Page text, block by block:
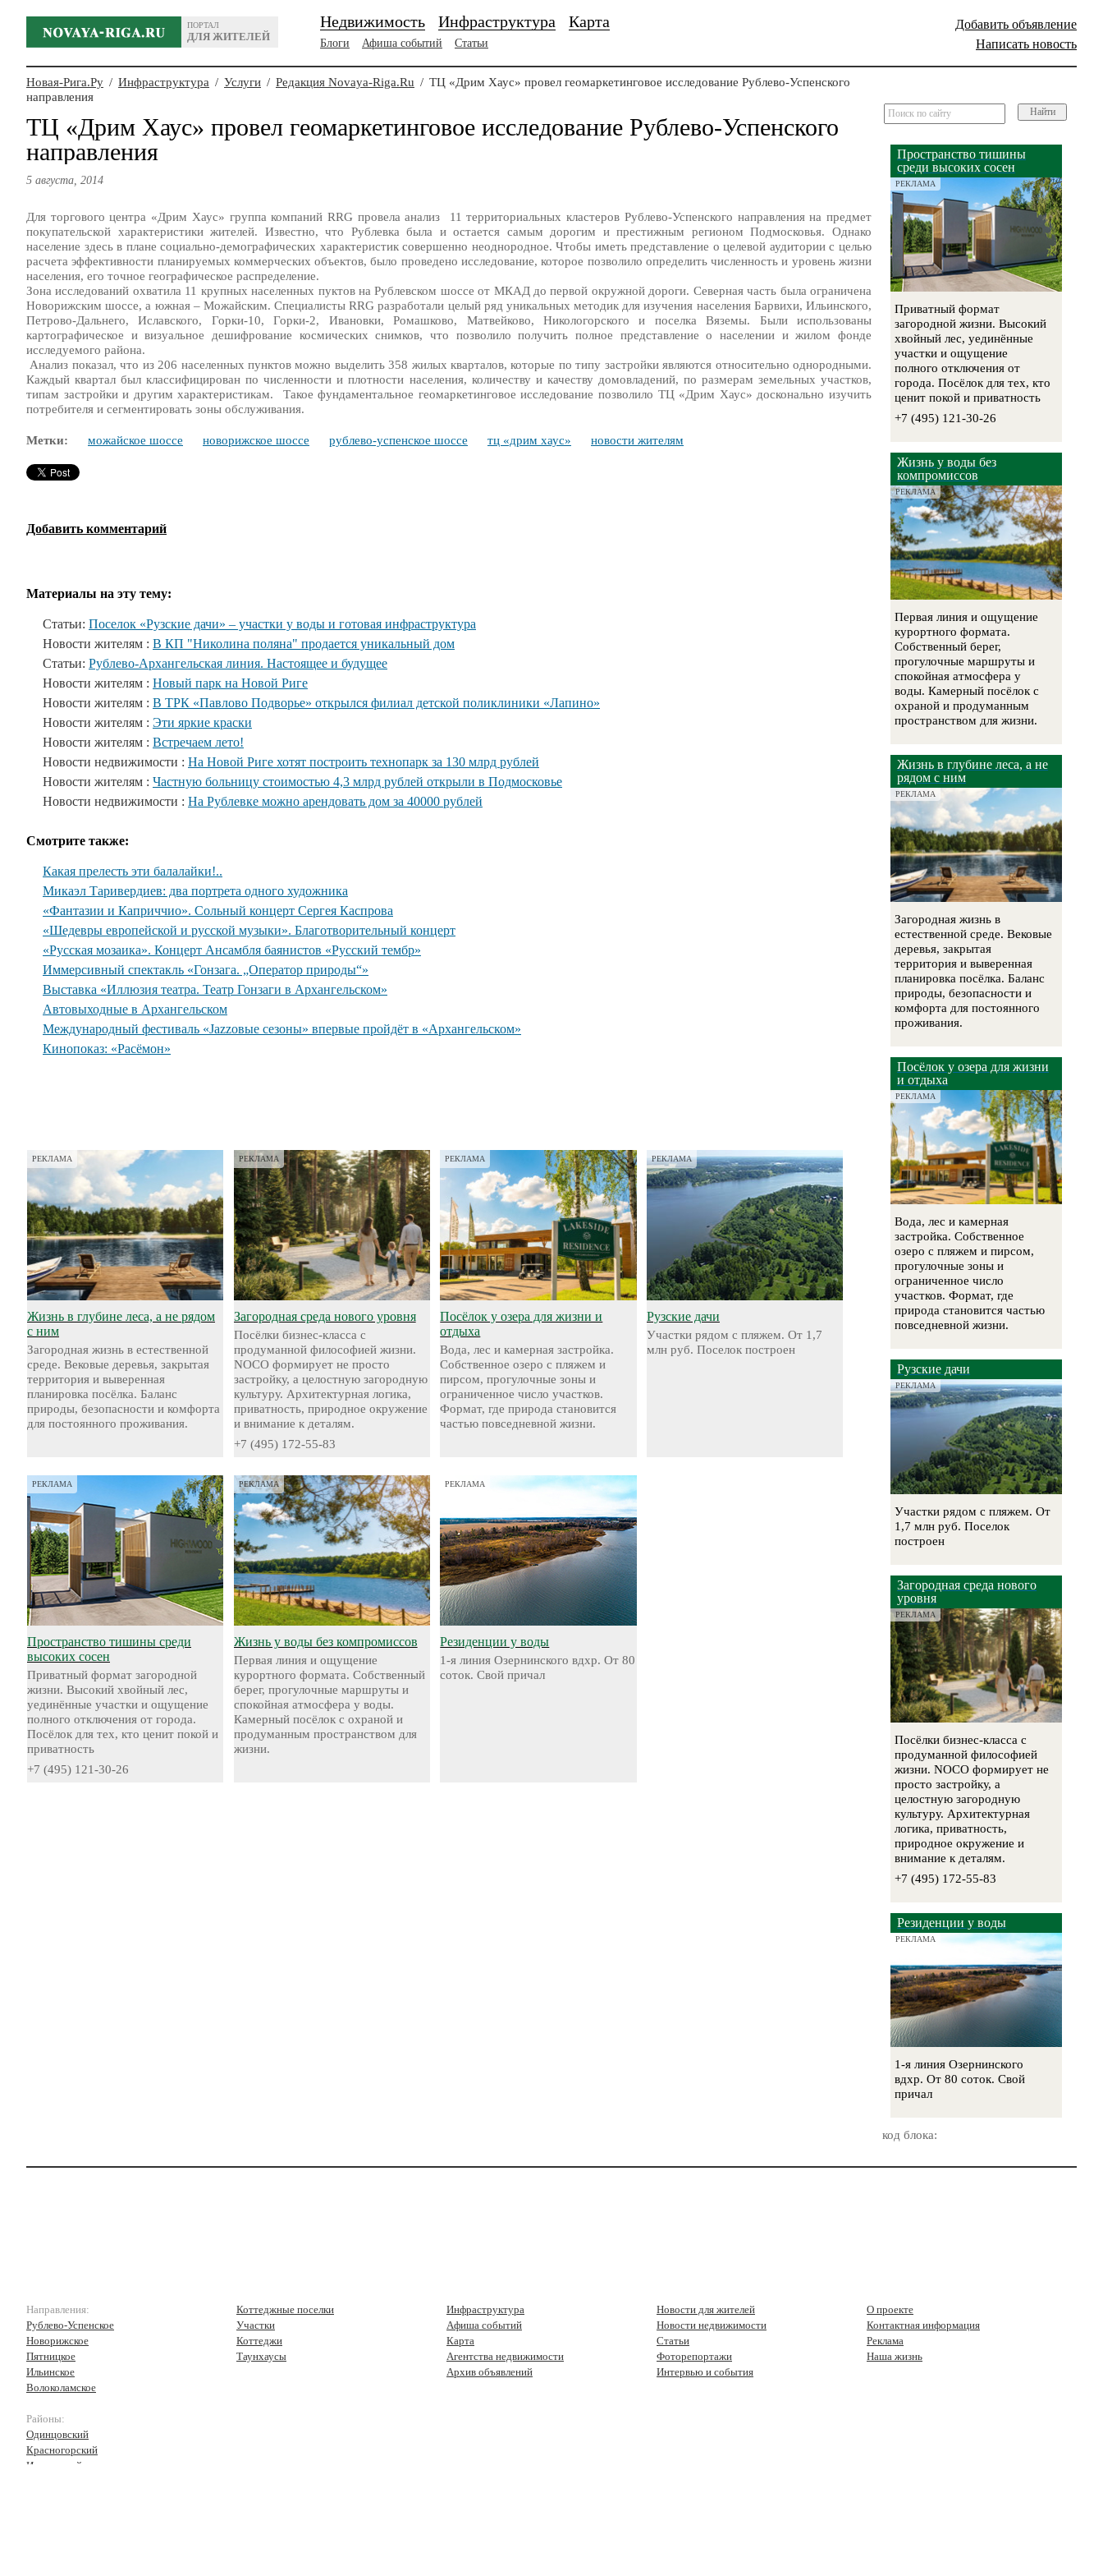
ПОРТАЛ
ДЛЯ ЖИТЕЛЕЙ
Добавить объявление
Написать новость
Недвижимость Инфраструктура Карта
Блоги Афиша событий Статьи
Новая-Рига.Ру / Инфраструктура / Услуги / Редакция Novaya-Riga.Ru / ТЦ «Дрим Хаус» провел геомаркетинговое исследование Рублево-Успенского
направления
ТЦ «Дрим Хаус» провел геомаркетинговое исследование Рублево-Успенского
направления
5 августа, 2014
Для торгового центра «Дрим Хаус» группа компаний RRG провела анализ 11 территориальных кластеров Рублево-Успенского направления на предмет
покупательской характеристики жителей. Известно, что Рублевка была и остается самым дорогим и престижным регионом Подмосковья. Однако
население здесь в плане социально-демографических характеристик совершенно неоднородное. Чтобы иметь представление о целевой аудитории с целью
расчета эффективности планируемых коммерческих объектов, было проведено исследование, которое позволило определить численность и уровень жизни
населения, его точное географическое распределение.
Зона исследований охватила 11 крупных населенных пуктов на Рублевском шоссе от МКАД до первой окружной дороги. Северная часть была ограничена
Новорижским шоссе, а южная – Можайским. Специалисты RRG разработали целый ряд уникальных методик для изучения населения Барвихи, Ильинского,
Петрово-Дальнего, Иславского, Горки-10, Горки-2, Ивановки, Ромашково, Матвейково, Никологорского и поселка Вяземы. Были использованы
картографическое и визуальное дешифрование космических снимков, что позволило получить полное представление о населении и жилом фонде
исследуемого района.
Анализ показал, что из 206 населенных пунктов можно выделить 358 жилых кварталов, которые по типу застройки являются относительно однородными.
Каждый квартал был классифицирован по численности и плотности населения, количеству и качеству домовладений, по размерам земельных участков,
типам застройки и другим характеристикам. Такое фундаментальное геомаркетинговое исследование позволило ТЦ «Дрим Хаус» досконально изучить
потребителя и сегментировать зоны обслуживания.
Метки: можайское шоссе новорижское шоссе рублево-успенское шоссе тц «дрим хаус» новости жителям
Добавить комментарий
Материалы на эту тему:
Статьи: Поселок «Рузские дачи» – участки у воды и готовая инфраструктура
Новости жителям : В КП "Николина поляна" продается уникальный дом
Статьи: Рублево-Архангельская линия. Настоящее и будущее
Новости жителям : Новый парк на Новой Риге
Новости жителям : В ТРК «Павлово Подворье» открылся филиал детской поликлиники «Лапино»
Новости жителям : Эти яркие краски
Новости жителям : Встречаем лето!
Новости недвижимости : На Новой Риге хотят построить технопарк за 130 млрд рублей
Новости жителям : Частную больницу стоимостью 4,3 млрд рублей открыли в Подмосковье
Новости недвижимости : На Рублевке можно арендовать дом за 40000 рублей
Смотрите также:
Какая прелесть эти балалайки!..
Микаэл Таривердиев: два портрета одного художника
«Фантазии и Каприччио». Сольный концерт Сергея Каспрова
«Шедевры европейской и русской музыки». Благотворительный концерт
«Русская мозаика». Концерт Ансамбля баянистов «Русский тембр»
Иммерсивный спектакль «Гонзага. „Оператор природы“»
Выставка «Иллюзия театра. Театр Гонзаги в Архангельском»
Автовыходные в Архангельском
Международный фестиваль «Jazzовые сезоны» впервые пройдёт в «Архангельском»
Кинопоказ: «Расёмон»
РЕКЛАМА
Жизнь в глубине леса, а не рядом
с ним
Загородная жизнь в естественной
среде. Вековые деревья, закрытая
территория и выверенная
планировка посёлка. Баланс
природы, безопасности и комфорта
для постоянного проживания.
РЕКЛАМА
Загородная среда нового уровня
Посёлки бизнес-класса с
продуманной философией жизни.
NOCO формирует не просто
застройку, а целостную загородную
культуру. Архитектурная логика,
приватность, природное окружение
и внимание к деталям.
+7 (495) 172-55-83
РЕКЛАМА
Посёлок у озера для жизни и
отдыха
Вода, лес и камерная застройка.
Собственное озеро с пляжем и
пирсом, прогулочные зоны и
ограниченное число участков.
Формат, где природа становится
частью повседневной жизни.
РЕКЛАМА
Рузские дачи
Участки рядом с пляжем. От 1,7
млн руб. Поселок построен
РЕКЛАМА
Пространство тишины среди
высоких сосен
Приватный формат загородной
жизни. Высокий хвойный лес,
уединённые участки и ощущение
полного отключения от города.
Посёлок для тех, кто ценит покой и
приватность
+7 (495) 121-30-26
РЕКЛАМА
Жизнь у воды без компромиссов
Первая линия и ощущение
курортного формата. Собственный
берег, прогулочные маршруты и
спокойная атмосфера у воды.
Камерный посёлок с охраной и
продуманным пространством для
жизни.
РЕКЛАМА
Резиденции у воды
1-я линия Озернинского вдхр. От 80
соток. Свой причал
Найти
Пространство тишины
среди высоких сосен
РЕКЛАМА
Приватный формат
загородной жизни. Высокий
хвойный лес, уединённые
участки и ощущение
полного отключения от
города. Посёлок для тех, кто
ценит покой и приватность
+7 (495) 121-30-26
Жизнь у воды без
компромиссов
РЕКЛАМА
Первая линия и ощущение
курортного формата.
Собственный берег,
прогулочные маршруты и
спокойная атмосфера у
воды. Камерный посёлок с
охраной и продуманным
пространством для жизни.
Жизнь в глубине леса, а не
рядом с ним
РЕКЛАМА
Загородная жизнь в
естественной среде. Вековые
деревья, закрытая
территория и выверенная
планировка посёлка. Баланс
природы, безопасности и
комфорта для постоянного
проживания.
Посёлок у озера для жизни
и отдыха
РЕКЛАМА
Вода, лес и камерная
застройка. Собственное
озеро с пляжем и пирсом,
прогулочные зоны и
ограниченное число
участков. Формат, где
природа становится частью
повседневной жизни.
Рузские дачи
РЕКЛАМА
Участки рядом с пляжем. От
1,7 млн руб. Поселок
построен
Загородная среда нового
уровня
РЕКЛАМА
Посёлки бизнес-класса с
продуманной философией
жизни. NOCO формирует не
просто застройку, а
целостную загородную
культуру. Архитектурная
логика, приватность,
природное окружение и
внимание к деталям.
+7 (495) 172-55-83
Резиденции у воды
РЕКЛАМА
1-я линия Озернинского
вдхр. От 80 соток. Свой
причал
код блока:
Направления:
Рублево-Успенское
Новорижское
Пятницкое
Ильинское
Волоколамское
Районы:
Одинцовский
Красногорский
Истринский
Коттеджные поселки
Участки
Коттеджи
Таунхаусы
Инфраструктура
Афиша событий
Карта
Агентства недвижимости
Архив объявлений
Новости для жителей
Новости недвижимости
Статьи
Фоторепортажи
Интервью и события
О проекте
Контактная информация
Реклама
Наша жизнь